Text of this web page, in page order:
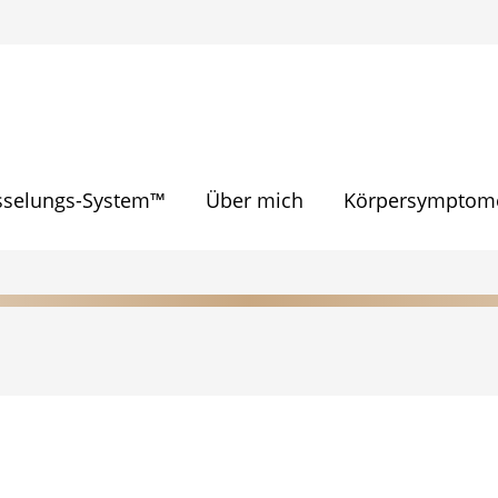
System™ Über mich